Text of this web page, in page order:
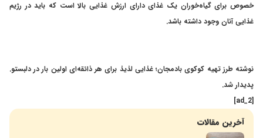
خصوص برای گیاه‌خوران یک غذای دارای ارزش غذایی بالا است که باید در رژیم
غذایی آنان وجود داشته باشد.
نوشته طرز تهیه کوکوی بادمجان؛ غذایی لذیذ برای هر ذائقه‌ای اولین بار در دلبستو.
پدیدار شد.
[ad_2]
آخرین مقالات